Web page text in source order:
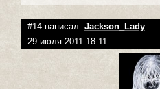
#14 написал: Jackson_Lady
29 июля 2011 18:11